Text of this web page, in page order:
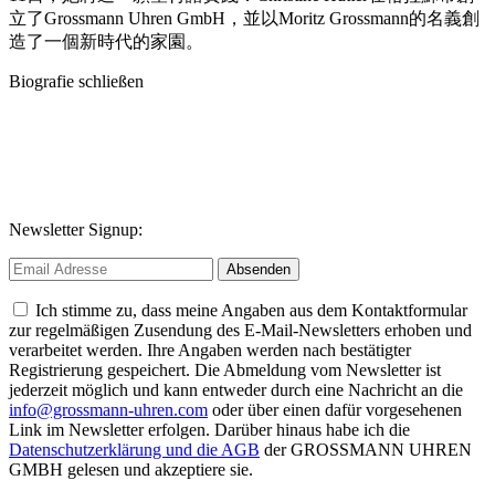
立了Grossmann Uhren GmbH，並以Moritz Grossmann的名義創
造了一個新時代的家園。
Biografie schließen
Newsletter Signup:
Ich stimme zu, dass meine Angaben aus dem Kontaktformular
zur regelmäßigen Zusendung des E-Mail-Newsletters erhoben und
verarbeitet werden. Ihre Angaben werden nach bestätigter
Registrierung gespeichert. Die Abmeldung vom Newsletter ist
jederzeit möglich und kann entweder durch eine Nachricht an die
info@grossmann-uhren.com oder über einen dafür vorgesehenen
Link im Newsletter erfolgen. Darüber hinaus habe ich die
Datenschutzerklärung und die AGB der GROSSMANN UHREN
GMBH gelesen und akzeptiere sie.